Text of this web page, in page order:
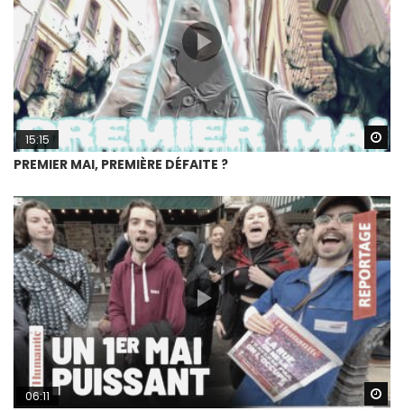
15:15
PREMIER MAI, PREMIÈRE DÉFAITE ?
06:11